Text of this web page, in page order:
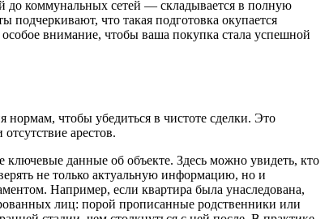
до коммунальных сетей — складывается в полную
что такая подготовка окупается
внимание, чтобы ваша покупка стала успешной
нормам, чтобы убедиться в чистоте сделки. Это
арестов.
ключевые данные об объекте. Здесь можно увидеть, кто
не только актуальную информацию, но и
Например, если квартира была унаследована,
лиц: порой прописанные родственники или